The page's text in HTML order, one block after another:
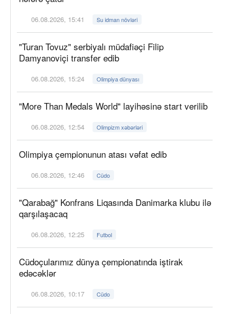
06.08.2026, 15:41 Su idman növləri
"Turan Tovuz" serbiyalı müdafiəçi Filip
Damyanoviçi transfer edib
06.08.2026, 15:24 Olimpiya dünyası
"More Than Medals World" layihəsinə start verilib
06.08.2026, 12:54 Olimpizm xəbərləri
Olimpiya çempionunun atası vəfat edib
06.08.2026, 12:46 Cüdo
"Qarabağ" Konfrans Liqasında Danimarka klubu ilə
qarşılaşacaq
06.08.2026, 12:25 Futbol
Cüdoçularımız dünya çempionatında iştirak
edəcəklər
06.08.2026, 10:17 Cüdo